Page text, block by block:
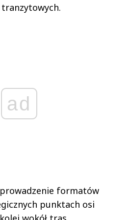
ad
formatów
punktach osi